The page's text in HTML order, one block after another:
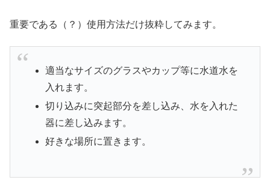
重要である（？）使用方法だけ抜粋してみます。
適当なサイズのグラスやカップ等に水道水を
入れます。
切り込みに突起部分を差し込み、水を入れた
器に差し込みます。
好きな場所に置きます。